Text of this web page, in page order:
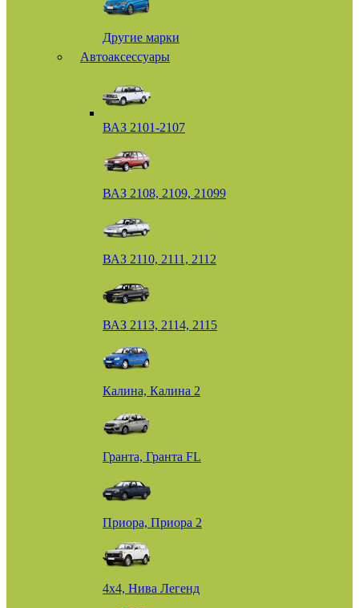
Другие марки
Автоаксессуары
ВАЗ 2101-2107
ВАЗ 2108, 2109, 21099
ВАЗ 2110, 2111, 2112
ВАЗ 2113, 2114, 2115
Калина, Калина 2
Гранта, Гранта FL
Приора, Приора 2
4х4, Нива Легенд